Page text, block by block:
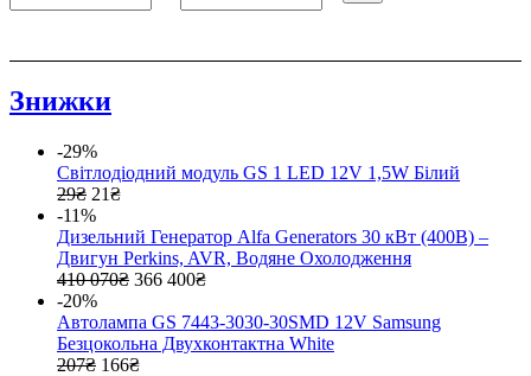
Знижки
-29%
Світлодіодний модуль GS 1 LED 12V 1,5W Білий
29₴ 21₴
-11%
Дизельний Генератор Alfa Generators 30 кВт (400В) –
Двигун Perkins, AVR, Водяне Охолодження
410 070₴ 366 400₴
-20%
Автолампа GS 7443-3030-30SMD 12V Samsung
Безцокольна Двухконтактна White
207₴ 166₴